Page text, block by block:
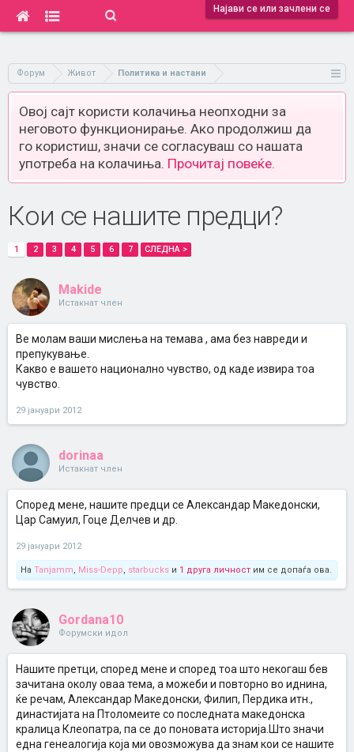
Најави се или зачлени се
Форум Живот Политика и настани
Овој сајт користи колачиња неопходни за
неговото функционирање. Ако продолжиш да
го користиш, значи се согласуваш со нашата
употреба на колачиња. Прочитај повеќе.
Кои се нашите предци?
1 2 3 4 5 6 7 СЛЕДНА >
Makide
Истакнат член
Ве молам ваши мислења на темава , ама без навреди и
препукување.
Какво е вашето национално чувство, од каде извира тоа
чувство.
29 јануари 2012
dorinaa
Истакнат член
Според мене, нашите предци се Александар Македонски,
Цар Самуил, Гоце Делчев и др.
29 јануари 2012
На Tanjamm, Miss-Depp, starbucks и 1 друга личност им се допаѓа ова.
Gordana10
Форумски идол
Нашите претци, според мене и според тоа што некогаш бев
зачитана околу оваа тема, а можеби и повторно во иднина,
ќе речам, Александар Македонски, Филип, Пердика итн.,
династијата на Птоломеите со последната македонска
кралица Клеопатра, па се до поновата историја.Што значи
една генеалогија која ми овозможува да знам кои се нашите